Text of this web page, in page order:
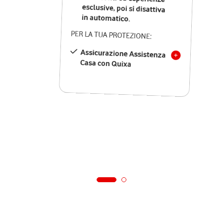
in automatico.
PER LA TUA PROTEZIONE:
Assicurazione Assistenza
Casa con Quixa